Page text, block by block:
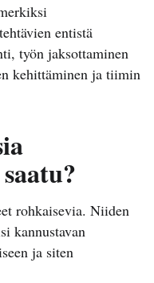
entistä
työn jaksottaminen
kehittäminen ja tiimin
rohkaisevia. Niiden
kannustavan
ja siten